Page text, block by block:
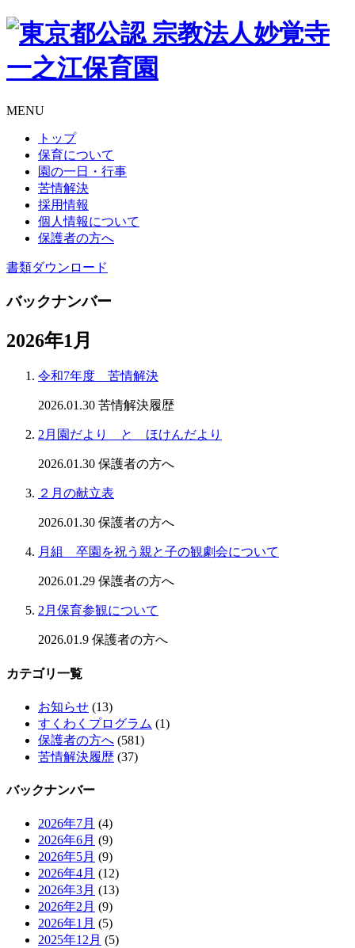
MENU
トップ
保育について
園の一日・行事
苦情解決
採用情報
個人情報について
保護者の方へ
書類ダウンロード
バックナンバー
2026年1月
令和7年度 苦情解決
2026.01.30 苦情解決履歴
2月園だより と ほけんだより
2026.01.30 保護者の方へ
２月の献立表
2026.01.30 保護者の方へ
月組 卒園を祝う親と子の観劇会について
2026.01.29 保護者の方へ
2月保育参観について
2026.01.9 保護者の方へ
カテゴリ一覧
お知らせ (13)
すくわくプログラム (1)
保護者の方へ (581)
苦情解決履歴 (37)
バックナンバー
2026年7月 (4)
2026年6月 (9)
2026年5月 (9)
2026年4月 (12)
2026年3月 (13)
2026年2月 (9)
2026年1月 (5)
2025年12月 (5)